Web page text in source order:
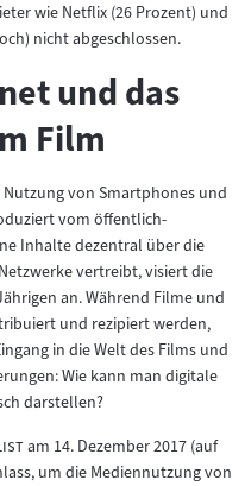
wie Netflix (26 Prozent) und
nicht abgeschlossen.
und das
Film
von Smartphones und
vom öffentlich-
Inhalte dezentral über die
vertreibt, visiert die
an. Während Filme und
und rezipiert werden,
in die Welt des Films und
Wie kann man digitale
darstellen?
"am 14. Dezember 2017 (auf
um die Mediennutzung von